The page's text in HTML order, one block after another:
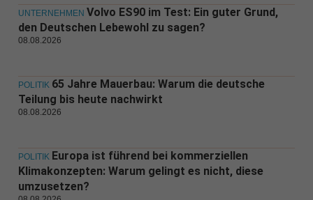
UNTERNEHMEN Volvo ES90 im Test: Ein guter Grund,
den Deutschen Lebewohl zu sagen?
08.08.2026
POLITIK 65 Jahre Mauerbau: Warum die deutsche
Teilung bis heute nachwirkt
08.08.2026
POLITIK Europa ist führend bei kommerziellen
Klimakonzepten: Warum gelingt es nicht, diese
umzusetzen?